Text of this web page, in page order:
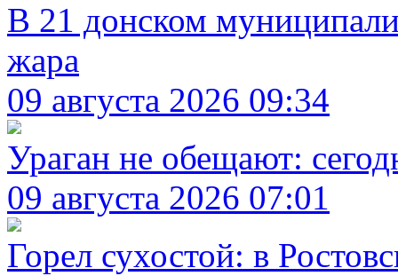
В 21 донском
жара
09 августа 2026 09:34
Ураган не обещают:
09 августа 2026 07:01
Горел сухостой: в